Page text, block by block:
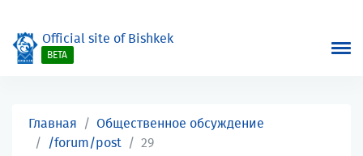
Official site of Bishkek
BETA
Главная
Общественное обсуждение
/forum/post
29